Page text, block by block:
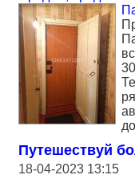
Путешествуй
18-04-2023 13:15